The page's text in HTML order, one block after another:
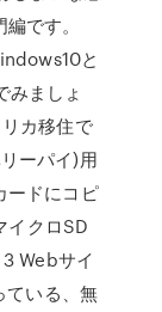
です。
と
みましょ
カ移住で
ーパイ)用
ードにコピ
イクロSD
Webサイ
ている、無